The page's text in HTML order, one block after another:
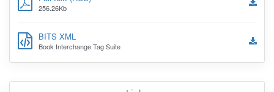
256.26Kb
BITS XML
Book Interchange Tag Suite